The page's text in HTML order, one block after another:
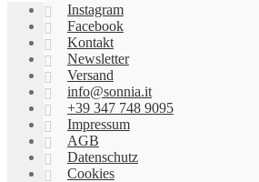
Instagram
Facebook
Kontakt
Newsletter
Versand
info@sonnia.it
+39 347 748 9095
Impressum
AGB
Datenschutz
Cookies